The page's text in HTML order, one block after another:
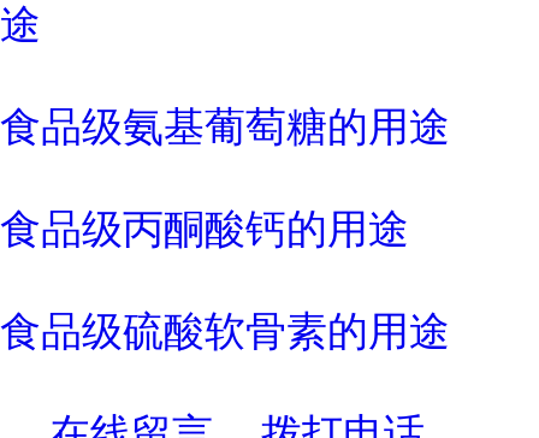
途
食品级氨基葡萄糖的用途
食品级丙酮酸钙的用途
食品级硫酸软骨素的用途